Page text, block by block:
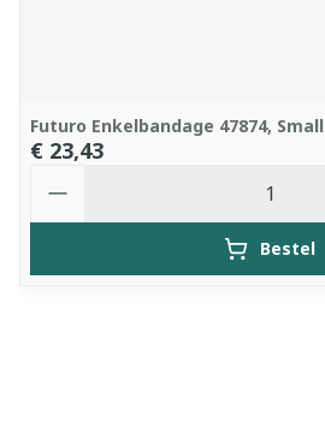
Futuro Enkelbandage 47874, Small
€ 23,43
Bestel